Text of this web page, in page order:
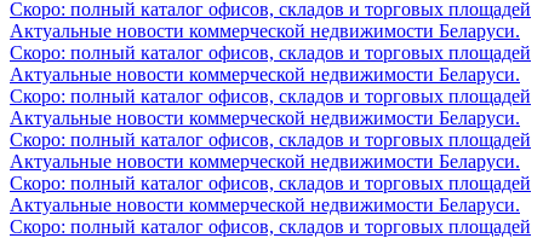
Скоро: полный каталог офисов, складов и торговых площадей
Актуальные новости коммерческой недвижимости Беларуси.
Скоро: полный каталог офисов, складов и торговых площадей
Актуальные новости коммерческой недвижимости Беларуси.
Скоро: полный каталог офисов, складов и торговых площадей
Актуальные новости коммерческой недвижимости Беларуси.
Скоро: полный каталог офисов, складов и торговых площадей
Актуальные новости коммерческой недвижимости Беларуси.
Скоро: полный каталог офисов, складов и торговых площадей
Актуальные новости коммерческой недвижимости Беларуси.
Скоро: полный каталог офисов, складов и торговых площадей